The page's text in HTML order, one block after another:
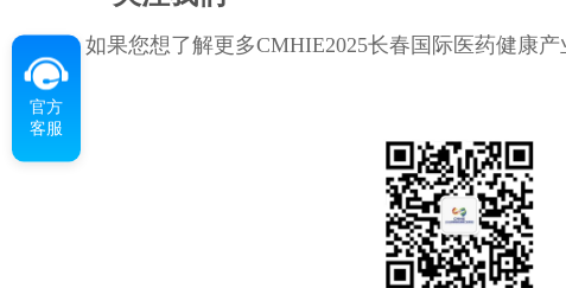
如果您想了解更多CMHIE2025长春国际医药健康
官方
客服